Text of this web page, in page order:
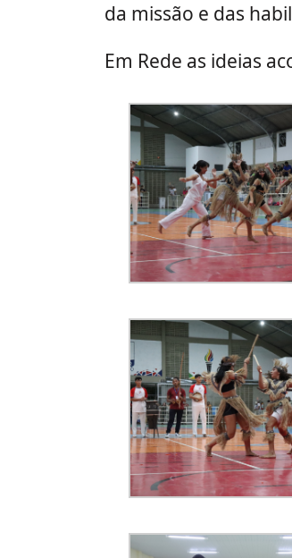
da missão e das
Em Rede as ideias